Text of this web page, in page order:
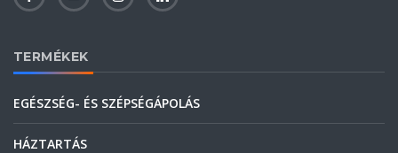
TERMÉKEK
EGÉSZSÉG- ÉS SZÉPSÉGÁPOLÁS
HÁZTARTÁS